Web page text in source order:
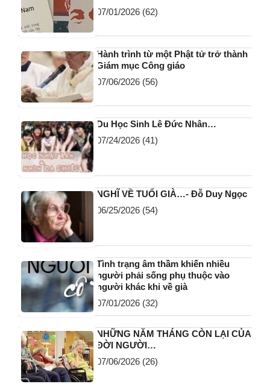
07/01/2026 (62)
Hành trình từ một Phật tử trở thành
Giám mục Công giáo
07/06/2026 (56)
Du Học Sinh Lê Đức Nhân…
07/24/2026 (41)
NGHĨ VỀ TUỔI GIÀ…- Đỗ Duy Ngọc
06/25/2026 (54)
Tình trạng âm thầm khiến nhiều
người phải sống phụ thuộc vào
người khác khi về già
07/01/2026 (32)
NHỮNG NĂM THÁNG CÒN LẠI CỦA
ĐỜI NGƯỜI…
07/06/2026 (26)